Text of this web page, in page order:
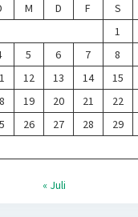
M D F S
1
5 6 7 8
12 13 14 15
19 20 21 22
26 27 28 29
« Juli